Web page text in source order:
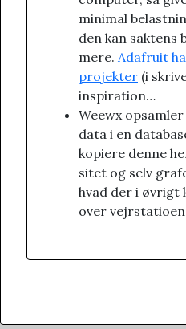
minimal
den kan saktens
mere. Adafruit
projekter (i
inspiration…
Weewx
data i en
kopiere denne
sitet og selv
hvad der i øvrigt
over